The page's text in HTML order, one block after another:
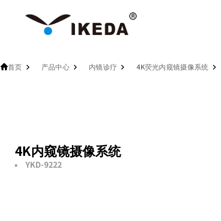
首页 产品中心 内镜诊疗 4K荧光内窥镜摄像系统
4K内窥镜摄像系统
YKD-9222